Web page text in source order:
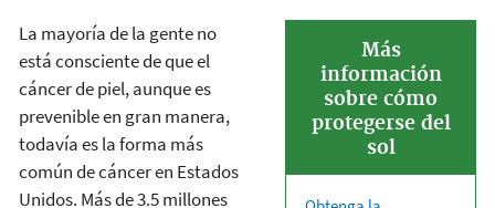
Más
información
sobre cómo
protegerse del
sol
La mayoría de la gente no
está consciente de que el
cáncer de piel, aunque es
prevenible en gran manera,
todavía es la forma más
común de cáncer en Estados
Unidos. Más de 3.5 millones